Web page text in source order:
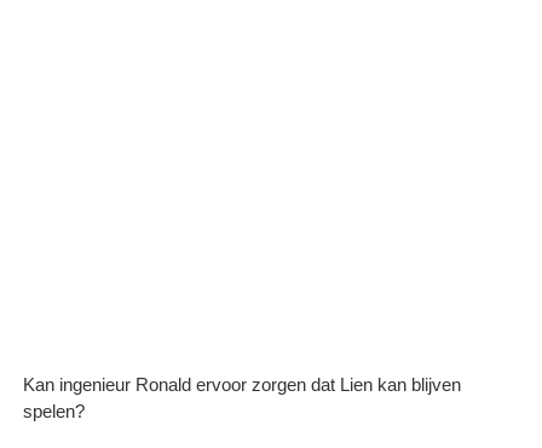
Kan ingenieur Ronald ervoor zorgen dat Lien kan blijven
spelen?